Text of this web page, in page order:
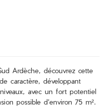
Ardèche, découvrez cette
caractère, développant
avec un fort potentiel
possible d’environ 75 m².